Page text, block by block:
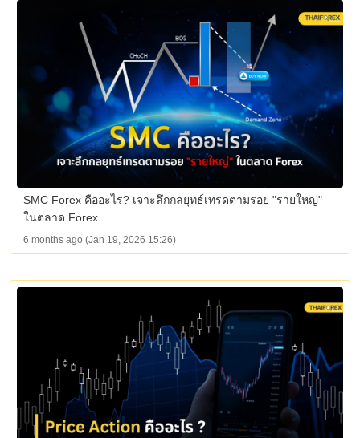
SMC Forex คืออะไร? เจาะลึกกลยุทธ์เทรดตามรอย "รายใหญ่"
ในตลาด Forex
6 months ago (Jan 19, 2026 15:26)